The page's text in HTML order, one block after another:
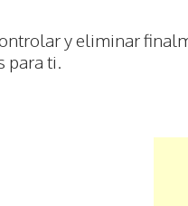
y eliminar
para ti.